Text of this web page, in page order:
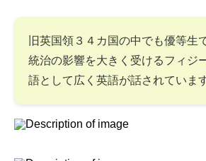
旧英国領３４カ国の中でも優等生
統治の影響を大きく受けるフィジ
語として広く英語が話されています